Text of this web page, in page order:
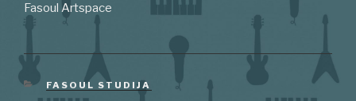
Fasoul Artspace
KATEGORIJOS
FASOUL STUDIJA